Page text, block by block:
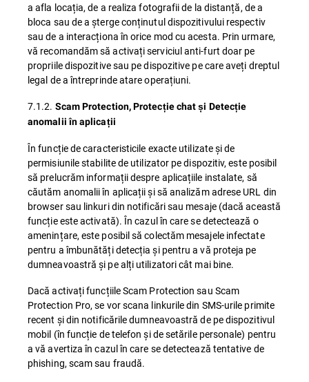
a afla locația, de a realiza fotografii de la distanță, de a
bloca sau de a șterge conținutul dispozitivului respectiv
sau de a interacționa în orice mod cu acesta. Prin urmare,
vă recomandăm să activați serviciul anti-furt doar pe
propriile dispozitive sau pe dispozitive pe care aveți dreptul
legal de a întreprinde atare operațiuni.
7.1.2. Scam Protection, Protecție chat și Detecție
anomalii în aplicații
În funcție de caracteristicile exacte utilizate și de
permisiunile stabilite de utilizator pe dispozitiv, este posibil
să prelucrăm informații despre aplicațiile instalate, să
căutăm anomalii în aplicații și să analizăm adrese URL din
browser sau linkuri din notificări sau mesaje (dacă această
funcție este activată). În cazul în care se detectează o
amenințare, este posibil să colectăm mesajele infectate
pentru a îmbunătăți detecția și pentru a vă proteja pe
dumneavoastră și pe alți utilizatori cât mai bine.
Dacă activați funcțiile Scam Protection sau Scam
Protection Pro, se vor scana linkurile din SMS-urile primite
recent și din notificările dumneavoastră de pe dispozitivul
mobil (în funcție de telefon și de setările personale) pentru
a vă avertiza în cazul în care se detectează tentative de
phishing, scam sau fraudă.